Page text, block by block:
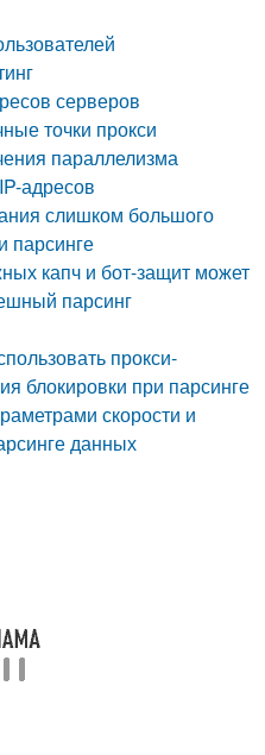
серверов
точки прокси
параллелизма
адресов
слишком большого
парсинге
капч и бот-защит может
парсинг
прокси-
блокировки при парсинге
скорости и
данных